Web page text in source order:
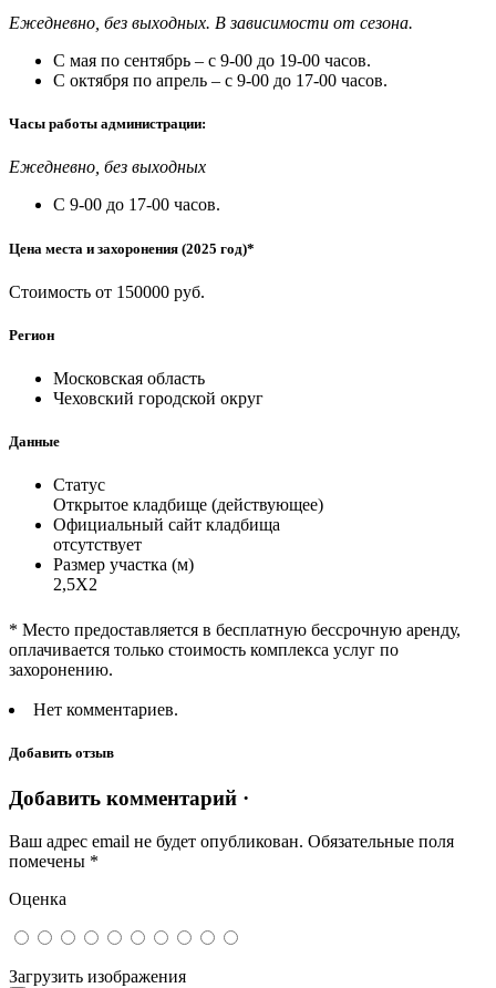
Ежедневно, без выходных. В зависимости от сезона.
С мая по сентябрь – с 9-00 до 19-00 часов.
С октября по апрель – с 9-00 до 17-00 часов.
Часы работы администрации:
Ежедневно, без выходных
С 9-00 до 17-00 часов.
Цена места и захоронения (2025 год)*
Стоимость от 150000 руб.
Регион
Московская область
Чеховский городской округ
Данные
Статус
Открытое кладбище (действующее)
Официальный сайт кладбища
отсутствует
Размер участка (м)
2,5Х2
* Место предоставляется в бесплатную бессрочную аренду,
оплачивается только стоимость комплекса услуг по
захоронению.
Нет комментариев.
Добавить отзыв
Добавить комментарий ·
Ваш адрес email не будет опубликован. Обязательные поля
помечены *
Оценка
Загрузить изображения